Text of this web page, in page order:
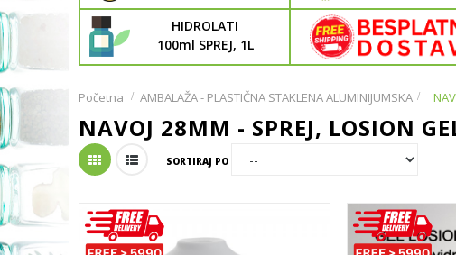
HIDROLATI
100ml SPREJ, 1L
Početna AMBALAŽA - PLASTIČNA STAKLENA ALUMINIJUMSKA >
NAVOJ 28MM - SPREJ, LOSION
SORTIRAJ PO